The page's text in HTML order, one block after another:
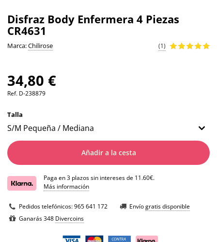
Disfraz Body Enfermera 4 Piezas
CR4631
Marca:Chilirose (1)
34,80 €
Ref. D-238879
Talla
Añadir a la cesta
Paga en 3 plazos sin intereses de 11.60€.
Más información
Pedidos telefónicos:965 641 172 Envíogratis disponible
Ganarás 348 Divercoins